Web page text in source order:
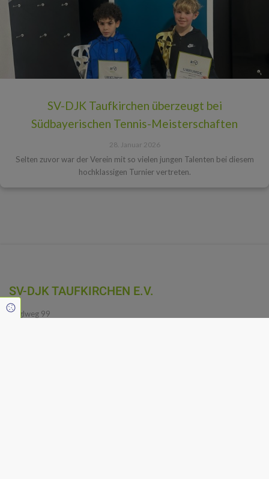
SV-DJK Taufkirchen überzeugt bei
Südbayerischen Tennis-Meisterschaften
28. Januar 2026
Selten zuvor war der Verein mit so vielen jungen Talenten bei diesem
hochklassigen Turnier vertreten.
SV-DJK TAUFKIRCHEN E.V.
Köglweg 99